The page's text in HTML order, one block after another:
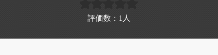
評価数： 1 人